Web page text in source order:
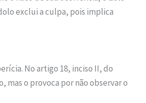
exclui a culpa, pois implica
No artigo 18, inciso II, do
mas o provoca por não observar o